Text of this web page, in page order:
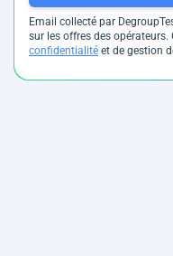
Email collecté par
sur les offres des opérateurs.
confidentialité et de gestion